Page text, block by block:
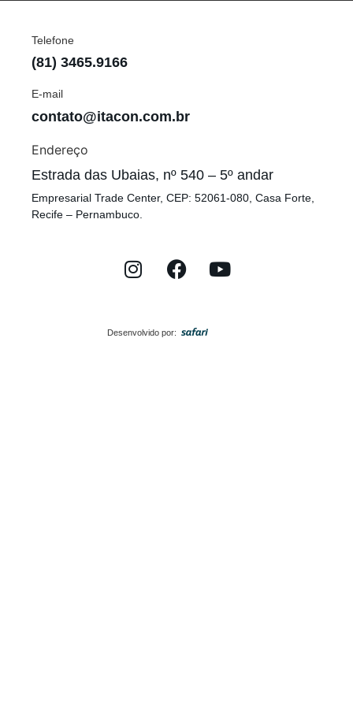
Telefone
(81) 3465.9166
E-mail
contato@itacon.com.br
Endereço
Estrada das Ubaias, nº 540 – 5º andar
Empresarial Trade Center, CEP: 52061-080, Casa Forte,
Recife – Pernambuco.
Desenvolvido por: